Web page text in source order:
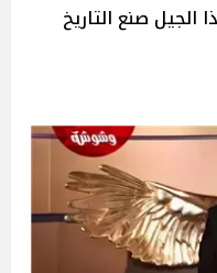
صنع التاريخ